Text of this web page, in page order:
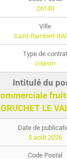
26140
Saint-Rambert-
Intérim
GRUCHET LE
5 août 2026